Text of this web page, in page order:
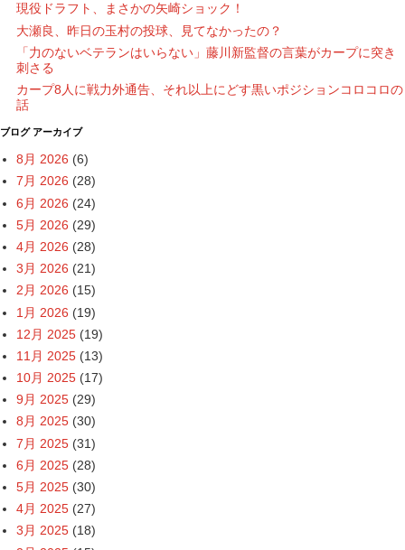
現役ドラフト、まさかの矢崎ショック！
大瀬良、昨日の玉村の投球、見てなかったの？
「力のないベテランはいらない」藤川新監督の言葉がカープに突き
刺さる
カープ8人に戦力外通告、それ以上にどす黒いポジションコロコロの
話
ブログ アーカイブ
8月 2026 (6)
7月 2026 (28)
6月 2026 (24)
5月 2026 (29)
4月 2026 (28)
3月 2026 (21)
2月 2026 (15)
1月 2026 (19)
12月 2025 (19)
11月 2025 (13)
10月 2025 (17)
9月 2025 (29)
8月 2025 (30)
7月 2025 (31)
6月 2025 (28)
5月 2025 (30)
4月 2025 (27)
3月 2025 (18)